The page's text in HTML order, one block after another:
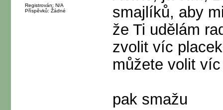
Registrován: N/A
Příspěvků: Žádné
smajlíků, aby
že Ti udělám
zvolit víc
můžete volit
pak smažu